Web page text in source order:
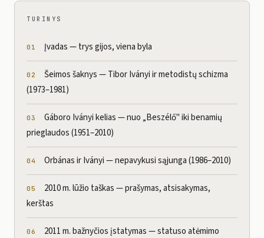
TURINYS
Įvadas — trys gijos, viena byla
Šeimos šaknys — Tibor Iványi ir metodistų schizma
(1973–1981)
Gáboro Iványi kelias — nuo „Beszélő" iki benamių
prieglaudos (1951–2010)
Orbánas ir Iványi — nepavykusi sąjunga (1986–2010)
2010 m. lūžio taškas — prašymas, atsisakymas,
kerštas
2011 m. bažnyčios įstatymas — statuso atėmimo